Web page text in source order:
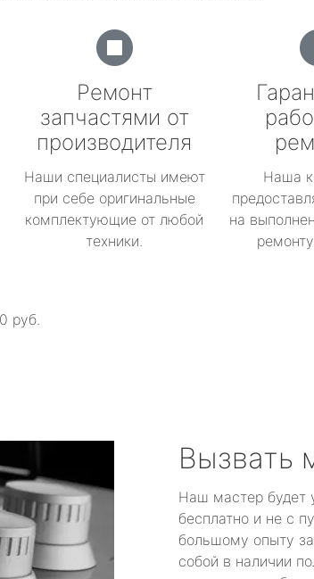
Ремонт
запчастями от
производителя
Наши специалисты имеют
при себе оригинальные
комплектующие от любой
техники.
Наша
на
руб.
Вызвать
Наш мастер будет
бесплатно и не с
большому опыту
собой в наличии